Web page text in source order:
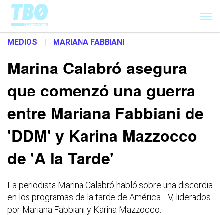
Cargando...
MEDIOS | MARIANA FABBIANI
Marina Calabró asegura
que comenzó una guerra
entre Mariana Fabbiani de
'DDM' y Karina Mazzocco
de 'A la Tarde'
La periodista Marina Calabró habló sobre una discordia
en los programas de la tarde de América TV, liderados
por Mariana Fabbiani y Karina Mazzocco.